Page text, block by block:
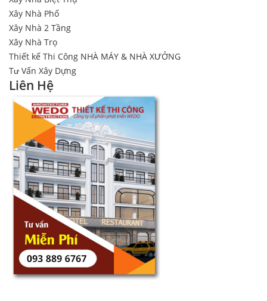
Xây Nhà Phố
Xây Nhà 2 Tầng
Xây Nhà Trọ
Thiết kế Thi Công NHÀ MÁY & NHÀ XƯỞNG
Tư Vấn Xây Dựng
Liên Hệ